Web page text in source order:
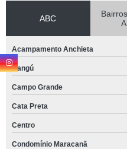
ABC
Acampamento Anchieta
Bangú
Campo Grande
Cata Preta
Centro
Condomínio Maracanã